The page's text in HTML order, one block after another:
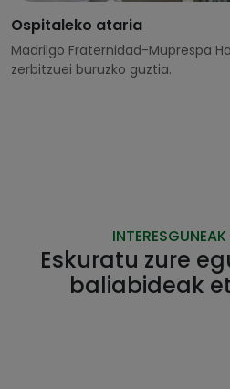
Ospitaleko ataria
Madrilgo Fraternidad-Muprespa
zerbitzuei buruzko guztia.
Eskuratu zure
baliabideak